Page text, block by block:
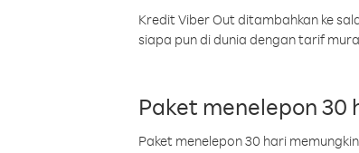
Kredit Viber Out ditambahkan ke
siapa pun di dunia dengan tarif
Paket menelepon 30
Paket menelepon 30 hari